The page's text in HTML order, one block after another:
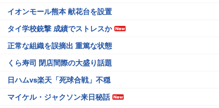
イオンモール熊本 献花台を設置
タイ学校銃撃 成績でストレスか
正常な組織を誤摘出 重篤な状態
くら寿司 閉店間際の大盛り話題
日ハムvs楽天「死球合戦」不穏
マイケル・ジャクソン来日秘話